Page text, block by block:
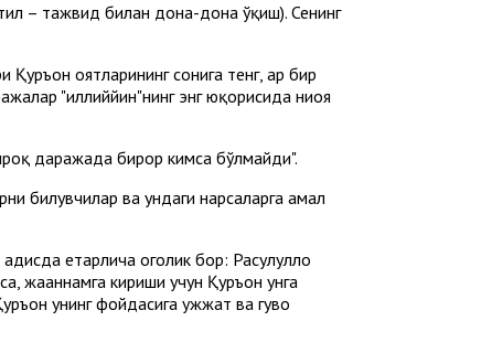
– тажвид билан дона-дона ўқиш). Сенинг
оятларининг сонига тенг, ҳар бир
"иллиййин"нинг энг юқорисида ниҳоя
даражада бирор кимса бўлмайди".
билувчилар ва ундаги нарсаларга амал
етарлича огоҳлик бор: Расулуллоҳ
жаҳаннамга кириши учун Қуръон унга
унинг фойдасига ҳужжат ва гувоҳ